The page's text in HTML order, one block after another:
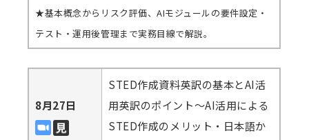
★基本概念からリスク評価、AIモジュールの要件設定・
テスト・運用後管理まで実務目線で解説。
8月27日
STED作成資料英訳の基本とAI活
用英訳のポイント～AI活用による
STED作成のメリット・日本語か